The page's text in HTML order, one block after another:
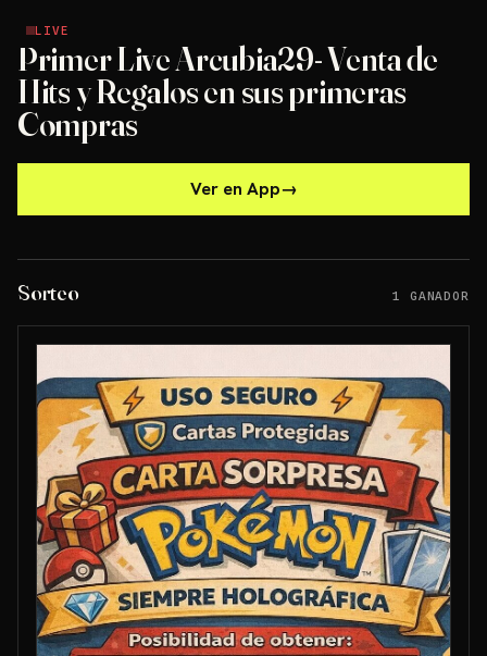
LIVE
LIVE
Primer Live Arcubia29- Venta de
Hits y Regalos en sus primeras
Compras
Ver en App→
Sorteo 1 GANADOR